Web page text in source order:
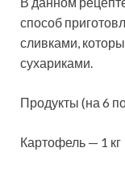
способ
сливками,
сухариками.
Продукты (на 6
Картофель — 1 кг